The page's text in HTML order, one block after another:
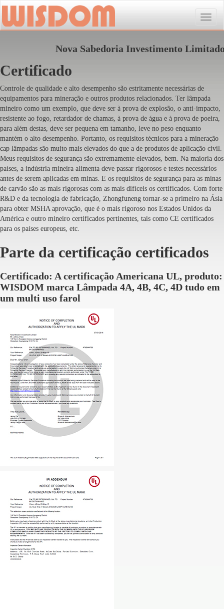
Toggle
Nova Sabedoria Investimento
Certificado
Controle de qualidade e alto desempenho são estritamente necessárias de
equipamentos para mineração e outros produtos relacionados. Ter lâmpada
mineiro como um exemplo, que deve ser à prova de explosão, o anti-impacto,
resistente ao fogo, retardador de chamas, à prova de água e à prova de poeira,
para além destas, deve ser pequena em tamanho, leve no peso enquanto
mantém o alto desempenho. Portanto, os requisitos técnicos para a mineração
cap lâmpadas são muito mais elevados do que a de produtos de aplicação civil.
Meus requisitos de segurança são extremamente elevados, bem. Na maioria dos
países, a indústria mineira alimenta deve passar rigorosos e testes necessários
antes de serem aplicadas em minas. E os requisitos de segurança para as minas
de carvão são as mais rigorosas com as mais difíceis os certificados. Com forte
R&D e da tecnologia de fabricação, Zhongfuneng tornar-se a primeiro na Ásia
para obter MSHA aprovação, que é o mais rigoroso nos Estados Unidos da
América e outro mineiro certificados pertinentes, tais como CE certificados
para os países europeus, etc.
Parte da certificação certificados
Certificado: A certificação Americana UL, produto:
WISDOM marca Lâmpada 4A, 4B, 4C, 4D tudo em
um multi uso farol